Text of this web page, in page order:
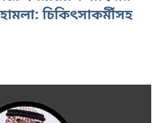
চিকিৎসাকর্মীসহ